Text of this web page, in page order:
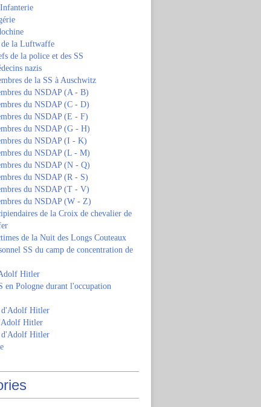
de la Luftwaffe
de la police et des SS
nazis
de la SS à Auschwitz
du NSDAP (A - B)
du NSDAP (C - D)
du NSDAP (E - F)
du NSDAP (G - H)
du NSDAP (I - K)
du NSDAP (L - M)
du NSDAP (N - Q)
du NSDAP (R - S)
du NSDAP (T - V)
du NSDAP (W - Z)
de la Croix de chevalier de
de la Nuit des Longs Couteaux
SS du camp de concentration de
Hitler
en Pologne durant l'occupation
d'Adolf Hitler
Hitler
d'Adolf Hitler